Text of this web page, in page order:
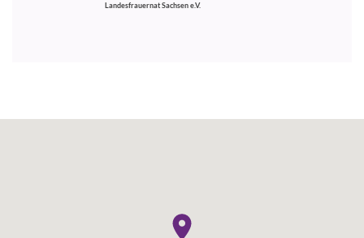
Landesfrauernat Sachsen e.V.